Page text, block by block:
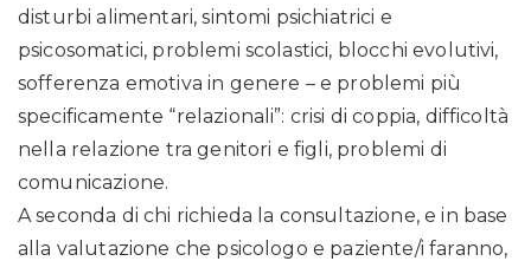
disturbi alimentari, sintomi psichiatrici e
psicosomatici, problemi scolastici, blocchi evolutivi,
sofferenza emotiva in genere – e problemi più
specificamente “relazionali”: crisi di coppia, difficoltà
nella relazione tra genitori e figli, problemi di
comunicazione.
A seconda di chi richieda la consultazione, e in base
alla valutazione che psicologo e paziente/i faranno,